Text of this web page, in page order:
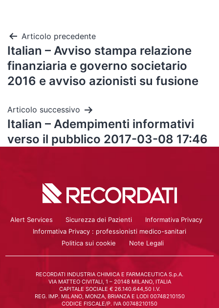
Articolo precedente
Italian – Avviso stampa relazione
finanziaria e governo societario
2016 e avviso azionisti su fusione
Articolo successivo
Italian – Adempimenti informativi
verso il pubblico 2017-03-08 17:46
Alert Services Sicurezza dei Pazienti
Informativa Privacy
Informativa Privacy : professionisti medico-sanitari
Politica sui cookie
Note Legali
RECORDATI INDUSTRIA CHIMICA E FARMACEUTICA S.p.A.
VIA MATTEO CIVITALI, 1 – 20148 MILANO, ITALIA
CAPITALE SOCIALE € 26.140.644,50 I.V.
REG. IMP. MILANO, MONZA, BRIANZA E LODI 00748210150
CODICE FISCALE/P. IVA 00748210150